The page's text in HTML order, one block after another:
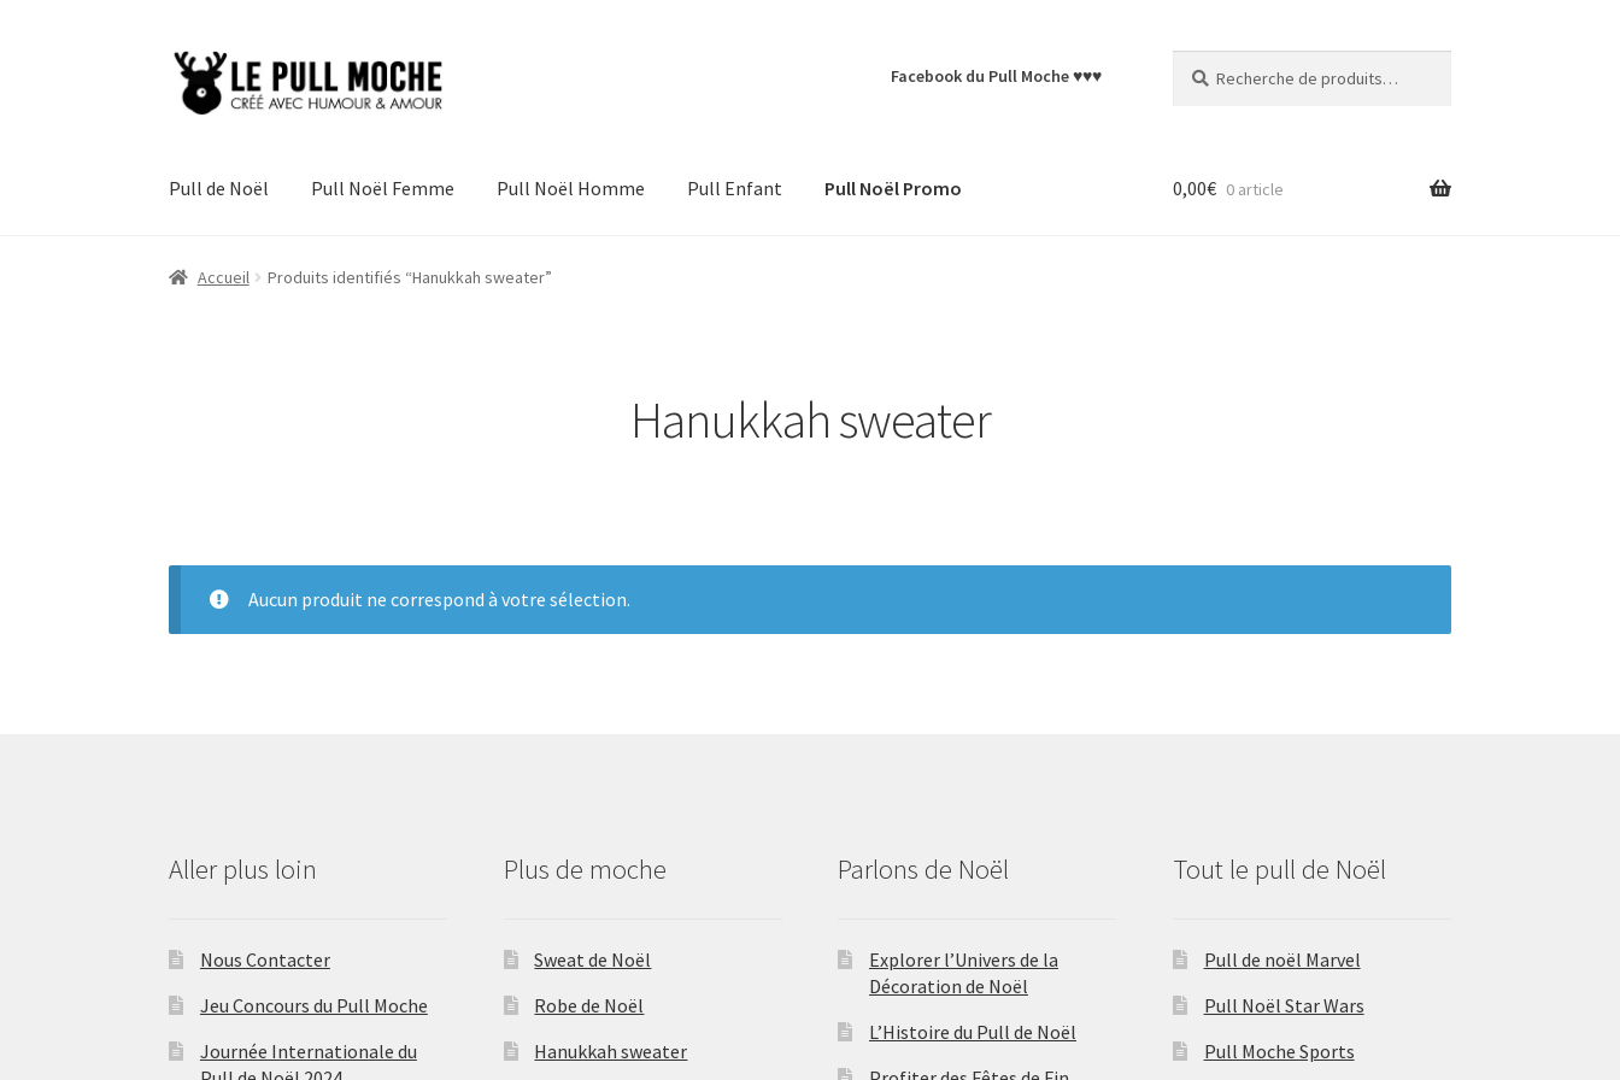
Aller
Aller
au
Facebook du Pull Moche ♥♥♥
pour :
Pull de Noël Pull Noël Femme Pull Noël Homme Pull Enfant Pull Noël Promo 0,00€ 0 article
Accueil Produits identifiés “Hanukkah sweater”
Hanukkah sweater
Aucun produit ne correspond à votre sélection.
Aller plus loin
Nous Contacter
Jeu Concours du Pull Moche
Journée Internationale du
Plus de moche
Sweat de Noël
Robe de Noël
Hanukkah sweater
Parlons de Noël
Explorer l’Univers de la
Décoration de Noël
L’Histoire du Pull de Noël
Tout le pull de Noël
Pull de noël Marvel
Pull Noël Star Wars
Pull Moche Sports